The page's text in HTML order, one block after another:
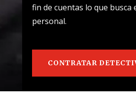
fin de cuentas lo que busca
personal.
CONTRATAR